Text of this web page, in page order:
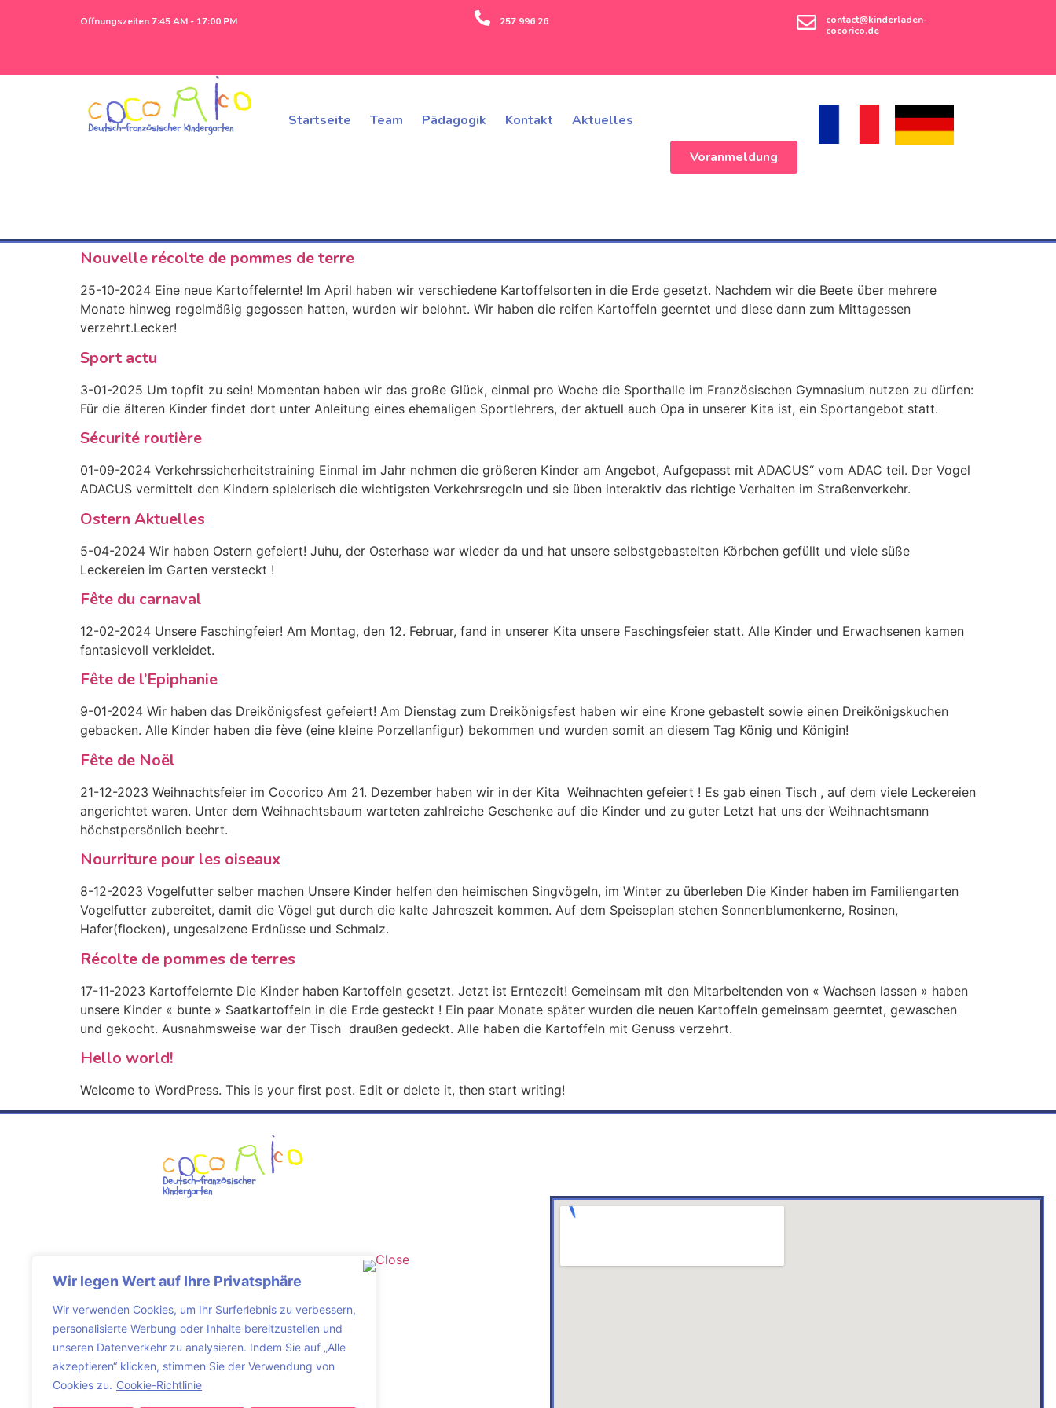
Wir legen Wert auf Ihre Privatsphäre
Wir verwenden Cookies, um Ihr Surferlebnis zu verbessern,
personalisierte Werbung oder Inhalte bereitzustellen und
unseren Datenverkehr zu analysieren. Indem Sie auf „Alle
akzeptieren“ klicken, stimmen Sie der Verwendung von
Cookies zu. Cookie-Richtlinie
257 996 26
contact@kinderladen-
cocorico.de
Öffnungszeiten 7:45 AM - 17:00 PM
Deutsch-französischer Kindergarten Startseite Team Pädagogik Kontakt Aktuelles
Voranmeldung
Nouvelle récolte de pommes de terre
25-10-2024 Eine neue Kartoffelernte! Im April haben wir verschiedene Kartoffelsorten in die Erde gesetzt. Nachdem wir die Beete über mehrere
Monate hinweg regelmäßig gegossen hatten, wurden wir belohnt. Wir haben die reifen Kartoffeln geerntet und diese dann zum Mittagessen
verzehrt.Lecker!
Sport actu
3-01-2025 Um topfit zu sein! Momentan haben wir das große Glück, einmal pro Woche die Sporthalle im Französischen Gymnasium nutzen zu dürfen:
Für die älteren Kinder findet dort unter Anleitung eines ehemaligen Sportlehrers, der aktuell auch Opa in unserer Kita ist, ein Sportangebot statt.
Sécurité routière
01-09-2024 Verkehrssicherheitstraining Einmal im Jahr nehmen die größeren Kinder am Angebot, Aufgepasst mit ADACUS“ vom ADAC teil. Der Vogel
ADACUS vermittelt den Kindern spielerisch die wichtigsten Verkehrsregeln und sie üben interaktiv das richtige Verhalten im Straßenverkehr.
Ostern Aktuelles
5-04-2024 Wir haben Ostern gefeiert! Juhu, der Osterhase war wieder da und hat unsere selbstgebastelten Körbchen gefüllt und viele süße
Leckereien im Garten versteckt !
Fête du carnaval
12-02-2024 Unsere Faschingfeier! Am Montag, den 12. Februar, fand in unserer Kita unsere Faschingsfeier statt. Alle Kinder und Erwachsenen kamen
fantasievoll verkleidet.
Fête de l’Epiphanie
9-01-2024 Wir haben das Dreikönigsfest gefeiert! Am Dienstag zum Dreikönigsfest haben wir eine Krone gebastelt sowie einen Dreikönigskuchen
gebacken. Alle Kinder haben die fève (eine kleine Porzellanfigur) bekommen und wurden somit an diesem Tag König und Königin!
Fête de Noël
21-12-2023 Weihnachtsfeier im Cocorico Am 21. Dezember haben wir in der Kita Weihnachten gefeiert ! Es gab einen Tisch , auf dem viele Leckereien
angerichtet waren. Unter dem Weihnachtsbaum warteten zahlreiche Geschenke auf die Kinder und zu guter Letzt hat uns der Weihnachtsmann
höchstpersönlich beehrt.
Nourriture pour les oiseaux
8-12-2023 Vogelfutter selber machen Unsere Kinder helfen den heimischen Singvögeln, im Winter zu überleben Die Kinder haben im Familiengarten
Vogelfutter zubereitet, damit die Vögel gut durch die kalte Jahreszeit kommen. Auf dem Speiseplan stehen Sonnenblumenkerne, Rosinen,
Hafer(flocken), ungesalzene Erdnüsse und Schmalz.
Récolte de pommes de terres
17-11-2023 Kartoffelernte Die Kinder haben Kartoffeln gesetzt. Jetzt ist Erntezeit! Gemeinsam mit den Mitarbeitenden von « Wachsen lassen » haben
unsere Kinder « bunte » Saatkartoffeln in die Erde gesteckt ! Ein paar Monate später wurden die neuen Kartoffeln gemeinsam geerntet, gewaschen
und gekocht. Ausnahmsweise war der Tisch draußen gedeckt. Alle haben die Kartoffeln mit Genuss verzehrt.
Hello world!
Welcome to WordPress. This is your first post. Edit or delete it, then start writing!
Deutsch-französischer
Kindergarten
030 257 996 26
contact@kinderladen-cocorico.de
Adresse
Kindergarten Cocorico & Co.
Kluckstraße 29
10785 Berlin